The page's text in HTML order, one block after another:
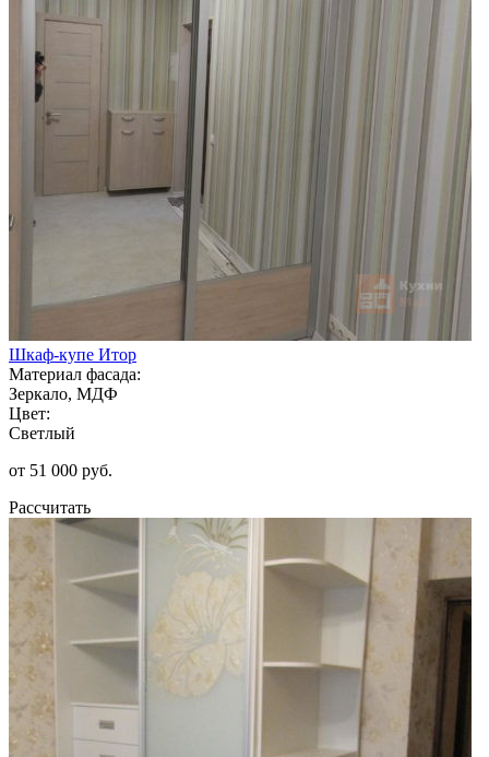
Шкаф-купе Итор
Материал фасада:
Зеркало, МДФ
Цвет:
Светлый
от 51 000 руб.
Рассчитать